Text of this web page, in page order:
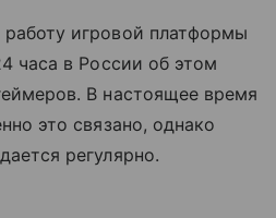
игровой платформы
часа в России об этом
В настоящее время
это связано, однако
регулярно.